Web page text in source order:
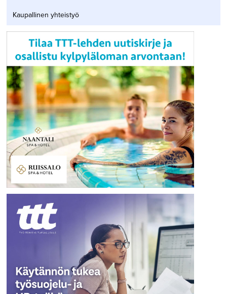
Kaupallinen yhteistyö